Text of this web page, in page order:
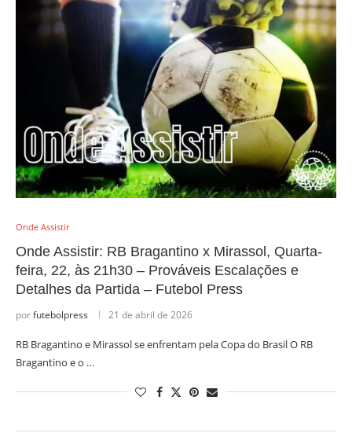
Onde Assistir
Onde Assistir: RB Bragantino x Mirassol, Quarta-
feira, 22, às 21h30 – Prováveis Escalações e
Detalhes da Partida – Futebol Press
porfutebolpress 21 de abril de 2026
RB Bragantino e Mirassol se enfrentam pela Copa do Brasil O RB
Bragantino e o …